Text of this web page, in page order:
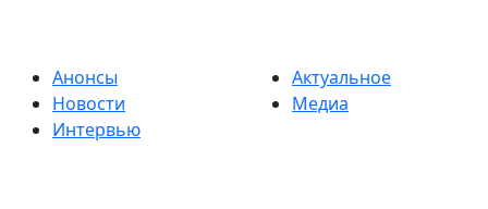
Анонсы
Новости
Интервью
Актуальное
Медиа